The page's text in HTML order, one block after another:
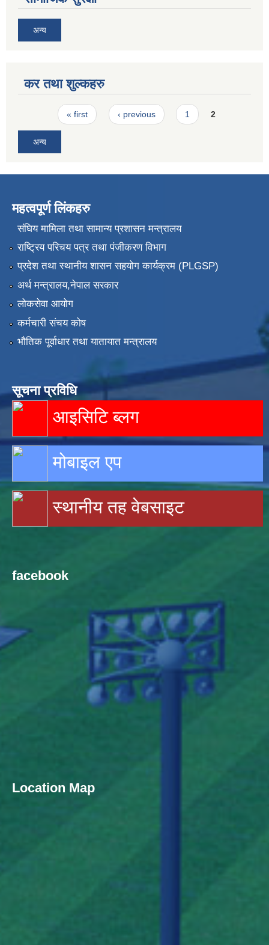
अन्य
कर तथा शुल्कहरु
Pages« first ‹ previous 1 2
अन्य
महत्वपूर्ण लिंकहरु
संघिय मामिला तथा सामान्य प्रशासन मन्त्रालय
राष्ट्रिय परिचय पत्र तथा पंजीकरण विभाग
प्रदेश तथा स्थानीय शासन सहयोग कार्यक्रम (PLGSP)
अर्थ मन्त्रालय,नेपाल सरकार
लोकसेवा आयोग
कर्मचारी संचय कोष
भौतिक पूर्वाधार तथा यातायात मन्त्रालय
सूचना प्रविधि
आइसिटि ब्लग
मोबाइल एप
स्थानीय तह वेबसाइट
facebook
Location Map